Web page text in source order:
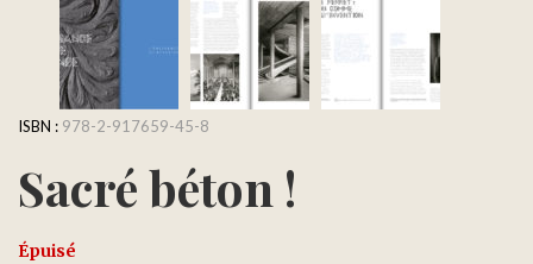
ISBN : 978-2-917659-45-8
Sacré béton !
Épuisé